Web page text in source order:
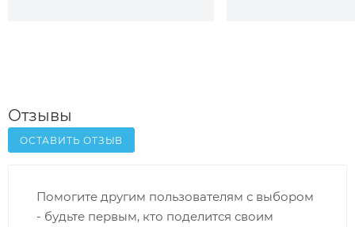
Отзывы
ОСТАВИТЬ ОТЗЫВ
Помогите другим пользователям с выбором
- будьте первым, кто поделится своим